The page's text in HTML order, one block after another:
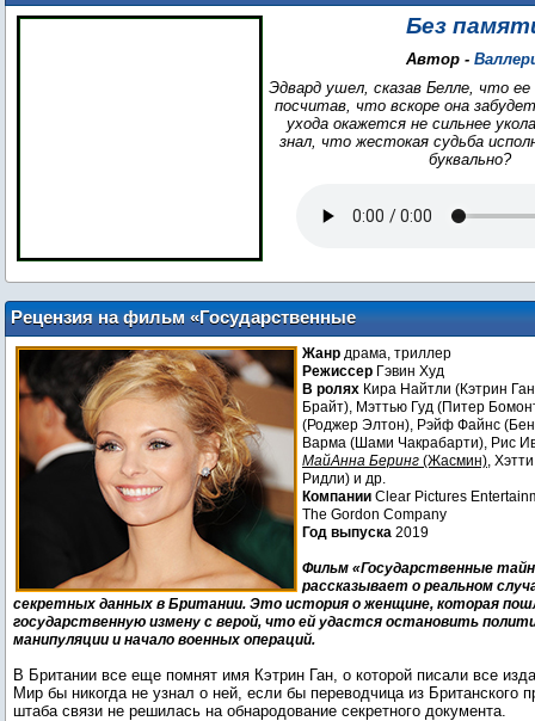
Без
Автор -
Эдвард ушел, сказав Белле, что
посчитав, что вскоре она
ухода окажется не сильнее
знал, что жестокая судьба
буквально?
Рецензия на фильм «Государственные
тайны» / Official Secrets
Жанр драма, триллер
Режиссер Гэвин Худ
В ролях Кира Найтли (Кэтрин
Брайт), Мэттью Гуд (Питер
(Роджер Элтон), Рэйф Файнс
Варма (Шами Чакрабарти), Рис
МайАнна Беринг (Жасмин),
Ридли) и др.
Компании Clear Pictures
The Gordon Company
Год выпуска 2019
Фильм «Государственные
рассказывает о реальном
секретных данных в Британии. Это история о женщине, которая
государственную измену с верой, что ей удастся остановить
манипуляции и начало военных операций.
В Британии все еще помнят имя Кэтрин Ган, о которой писали все
Мир бы никогда не узнал о ней, если бы переводчица из Британского
штаба связи не решилась на обнародование секретного документа.